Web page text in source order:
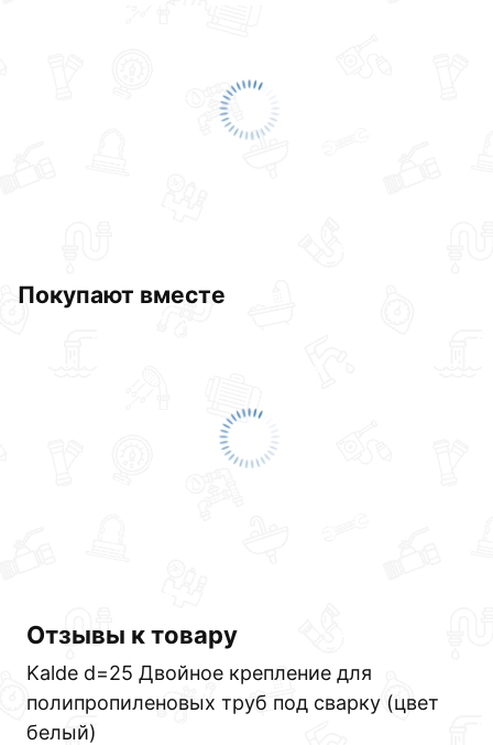
Страна производитель - Турция
Для приобретения данной позиции, кликните
Двойное крепление для полипропиленовых труб под
сварку (цвет белый) действительны в Москве и
доставки или самовывоза.Перед оформлением
онлайн заказа рекомендуем ознакомиться с
Покупают вместе
Отзывы к товару
Kalde d=25 Двойное крепление для
полипропиленовых труб под сварку (цвет
белый)